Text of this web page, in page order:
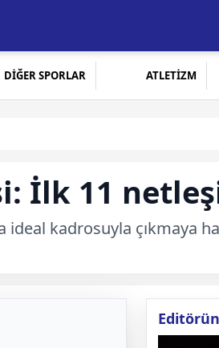
DİĞER SPORLAR ATLETİZM
İlk 11
kadrosuyla çıkmaya